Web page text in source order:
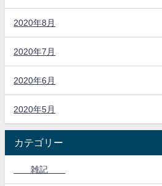
2020年8月
2020年7月
2020年6月
2020年5月
カテゴリー
雑記